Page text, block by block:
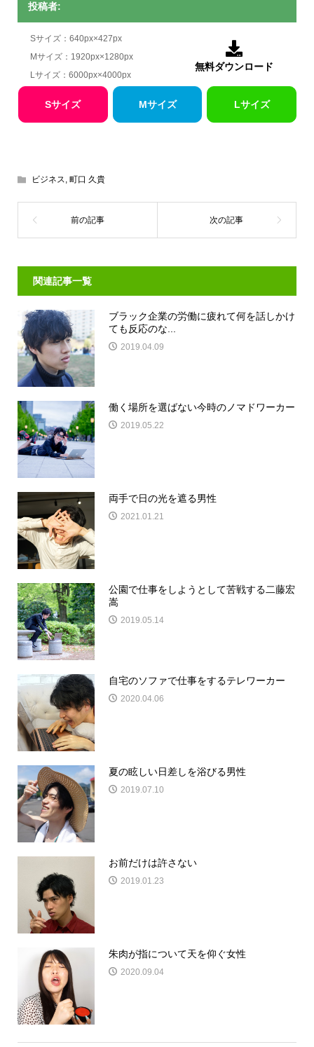
投稿者:
Sサイズ：640px×427px
Mサイズ：1920px×1280px
Lサイズ：6000px×4000px

無料ダウンロード
Sサイズ Mサイズ Lサイズ
ビジネス, 町口 久貴
関連記事一覧
ブラック企業の労働に疲れて何を話しかけ
ても反応のな...
2019.04.09
働く場所を選ばない今時のノマドワーカー
2019.05.22
両手で日の光を遮る男性
2021.01.21
公園で仕事をしようとして苦戦する二藤宏
嵩
2019.05.14
自宅のソファで仕事をするテレワーカー
2020.04.06
夏の眩しい日差しを浴びる男性
2019.07.10
お前だけは許さない
2019.01.23
朱肉が指について天を仰ぐ女性
2020.09.04